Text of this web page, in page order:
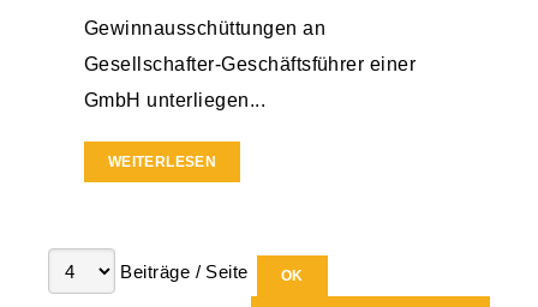
Gewinnausschüttungen an
Gesellschafter-Geschäftsführer einer
GmbH unterliegen...
WEITERLESEN
Beiträge / Seite